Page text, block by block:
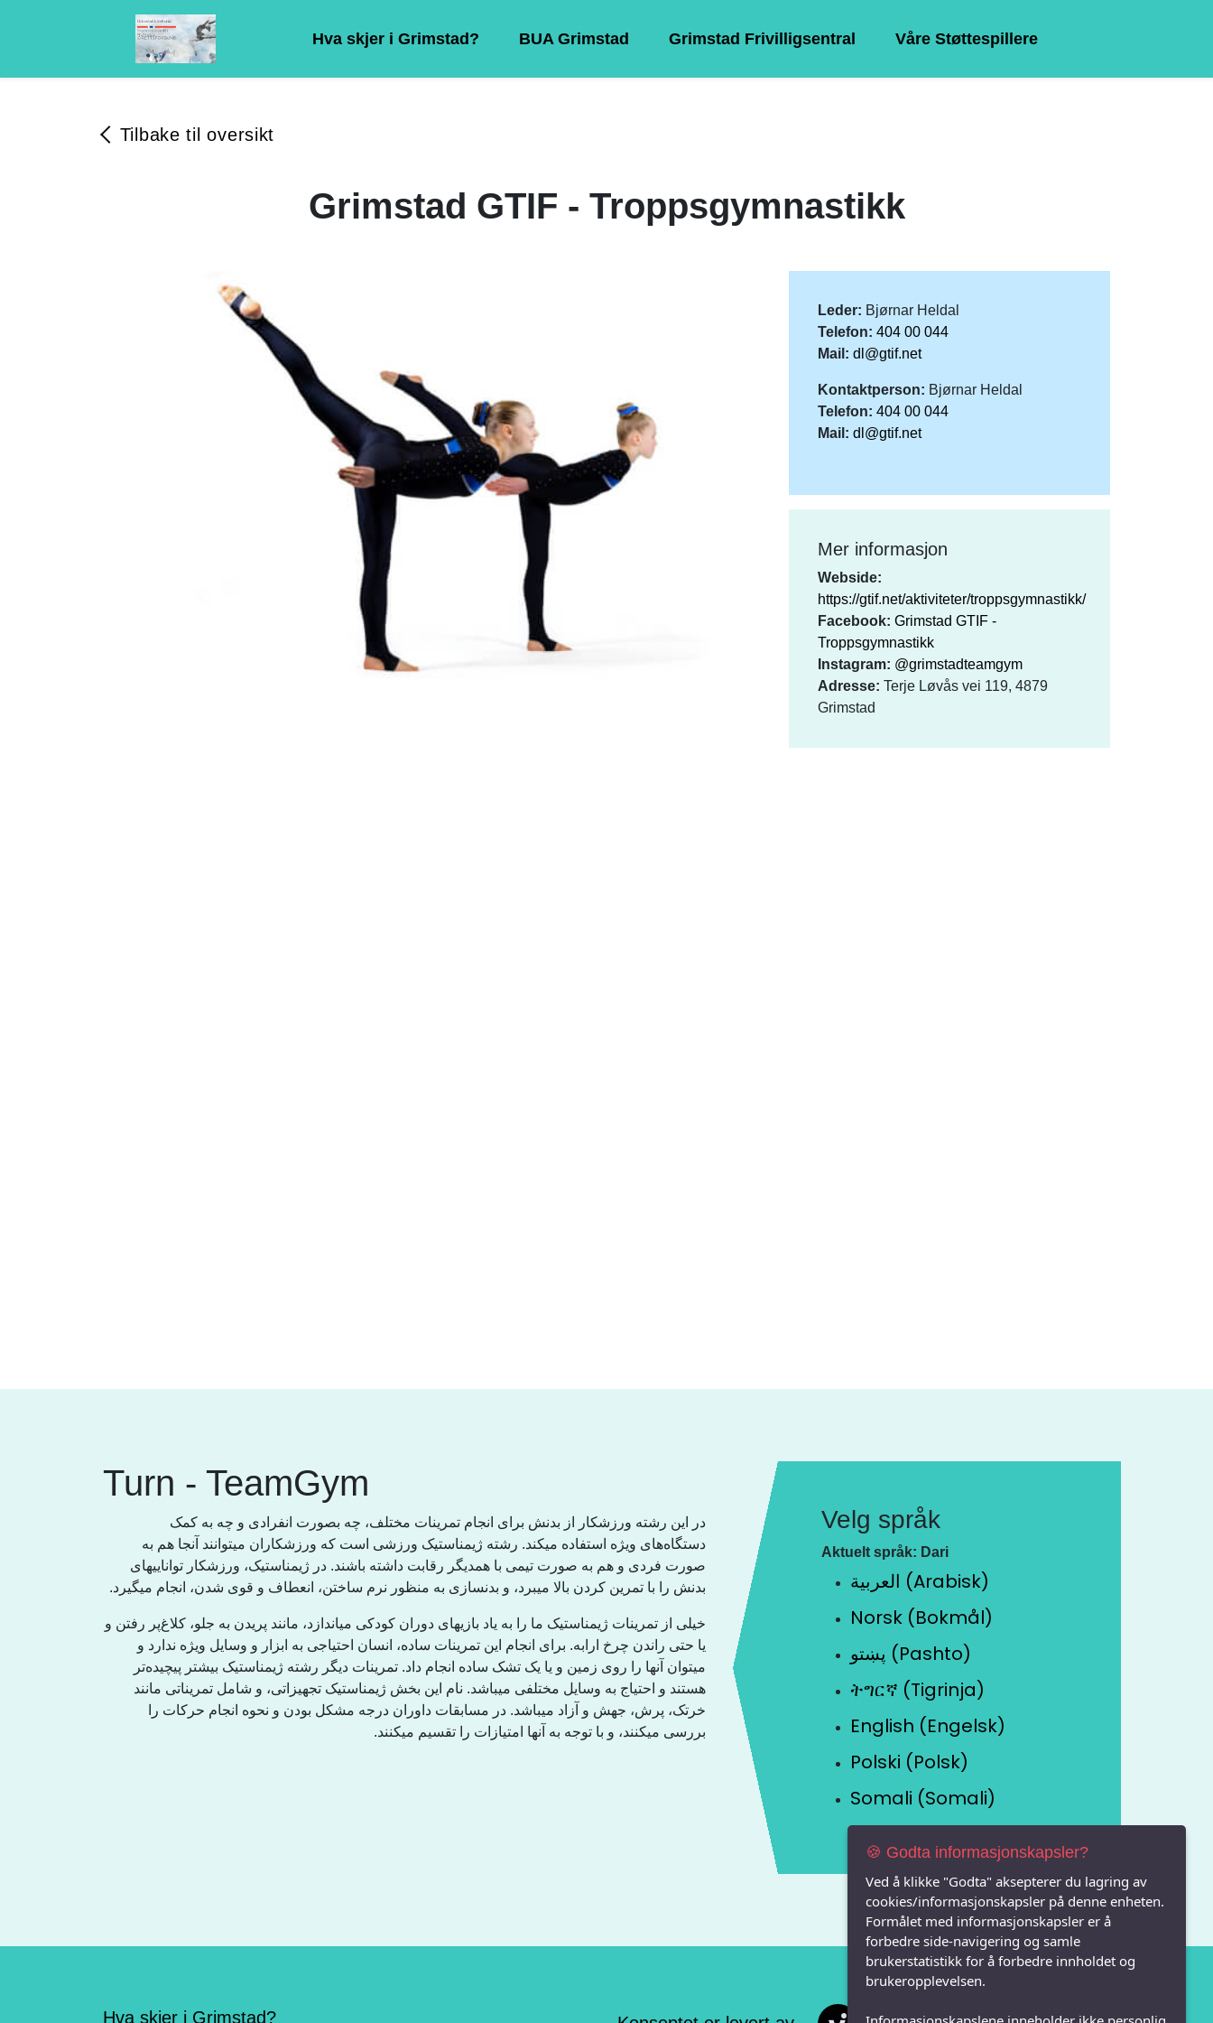
Hva skjer i Grimstad? BUA Grimstad Grimstad Frivilligsentral Våre Støttespillere
Tilbake til oversikt
Grimstad GTIF - Troppsgymnastikk
Leder: Bjørnar Heldal
Telefon: 404 00 044
Mail: dl@gtif.net
Kontaktperson: Bjørnar Heldal
Telefon: 404 00 044
Mail: dl@gtif.net
Mer informasjon
Webside:
https://gtif.net/aktiviteter/troppsgymnastikk/
Facebook: Grimstad GTIF -
Troppsgymnastikk
Instagram: @grimstadteamgym
Adresse: Terje Løvås vei 119, 4879
Grimstad
Turn - TeamGym
در این رشتە ورزشکار از بدنش برای انجام تمرینات مختلف، چە بصورت انفرادی و چە بە کمک
دستگاەهای ویژە استفادە میکند. رشتە ژیمناستیک ورزشی است کە ورزشکاران میتوانند آنجا هم بە
صورت فردی و هم بە صورت تیمی با همدیگر رقابت داشتە باشند. در ژیمناستیک، ورزشکار تواناییهای
بدنش را با تمرین کردن بالا میبرد، و بدنسازی بە منظور نرم ساختن، انعطاف و قوی شدن، انجام میگیرد.
خیلی از تمرینات ژیمناستیک ما را بە یاد بازیهای دوران کودکی میاندازد، مانند پریدن بە جلو، كلاغ‌پر رفتن و
یا حتی راندن چرخ ارابە. برای انجام این تمرینات سادە، انسان احتیاجی بە ابزار و وسایل ویژە ندارد و
میتوان آنها را روی زمین و یا یک تشک سادە انجام داد. تمرینات دیگر رشتە ژیمناستیک بیشتر پیچیدەتر
هستند و احتیاج بە وسایل مختلفی میباشد. نام این بخش ژیمناستیک تجهیزاتی، و شامل تمریناتی مانند
خرتک، پرش، جهش و آزاد میباشد. در مسابقات داوران درجە مشکل بودن و نحوە انجام حرکات را
بررسی میکنند، و با توجە بە آنها امتیازات را تقسیم میکنند.
Velg språk
Aktuelt språk: Dari
العربية (Arabisk)
Norsk (Bokmål)
پښتو (Pashto)
ትግርኛ (Tigrinja)
English (Engelsk)
Polski (Polsk)
Somali (Somali)
Hva skjer i Grimstad?
🍪 Godta informasjonskapsler?
Ved å klikke "Godta" aksepterer du lagring av
cookies/informasjonskapsler på denne enheten.
Formålet med informasjonskapsler er å
forbedre side-navigering og samle
brukerstatistikk for å forbedre innholdet og
brukeropplevelsen.